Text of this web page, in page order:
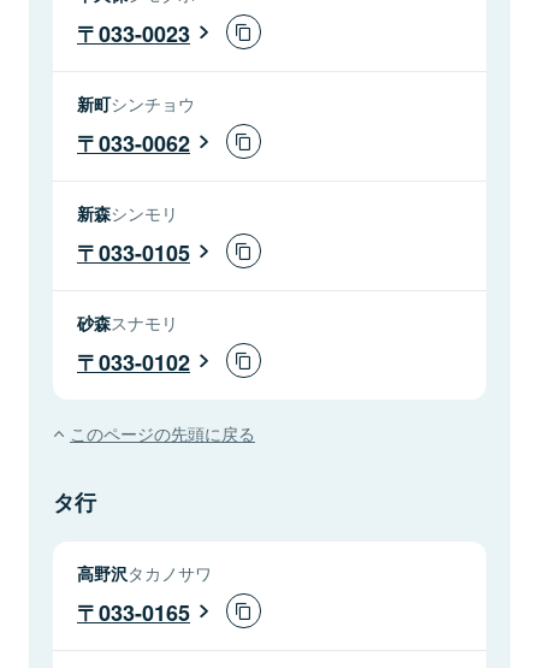
033-0023
新町シンチョウ
033-0062
新森シンモリ
033-0105
砂森スナモリ
033-0102
このページの先頭に戻る
タ行
高野沢タカノサワ
033-0165